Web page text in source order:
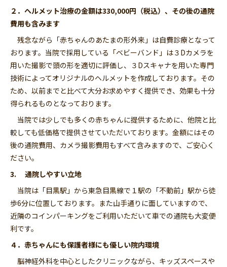
２．ヘルメット治療の金額は330,000円（税込）、その後の通院
費用も含みます
残念ながら「赤ちゃんのあたまの形外来」は自費診療となって
おります。当院で採用している「ベビーバンド 」は３Dカメラを
用いた撮影で頭の形を適切に評価し、３Dスキャナを用いた専門
技術によってオリジナルのヘルメットを作成しております。その
ため、以前までと比べて大分お求めやすく提供でき、効果も十分
得られるものとなっております。
当院では少しでも多くの赤ちゃんに提供するために、他院と比
較しても低価格で提供させていただいております。金額にはその
後の通院費用、カメラ撮影費用もすべて含みますので、ご安心く
ださい。
3. 通院しやすい立地
当院は「目黒駅」から東急目黒線で１駅の「不動前」駅から徒
歩6分に位置しております。また山手通りに面していますので、
近隣のコインパーキングをご利用いただいて車での通院も大変便
利です。
４．赤ちゃんにも保護者様にも優しい院内環境
脳神経外科を中心としたクリニックながら、キッズスペースや